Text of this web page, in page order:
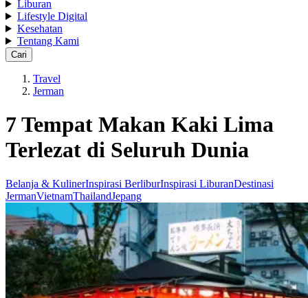
Liburan
Lifestyle Digital
Kesehatan
Tentang Kami
Cari
Travel
Jerman
7 Tempat Makan Kaki Lima
Terlezat di Seluruh Dunia
Belanja & KulinerInspirasi BerliburInspirasi LiburanDestinasi
JermanVietnamThailandJepang